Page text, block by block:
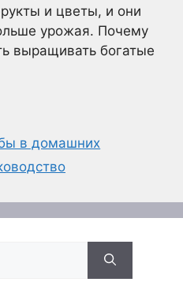
и цветы, и они
урожая. Почему
выращивать богатые
в домашних